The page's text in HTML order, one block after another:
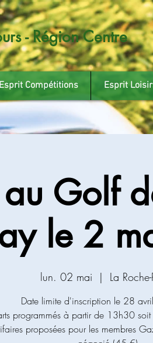
- Région Centre
Esprit Compétitions Esprit
Golf
le 2
lun. 02 mai
  |
La
Date limite d'inscription le 28
programmés à partir de 13h30
proposées pour les membres